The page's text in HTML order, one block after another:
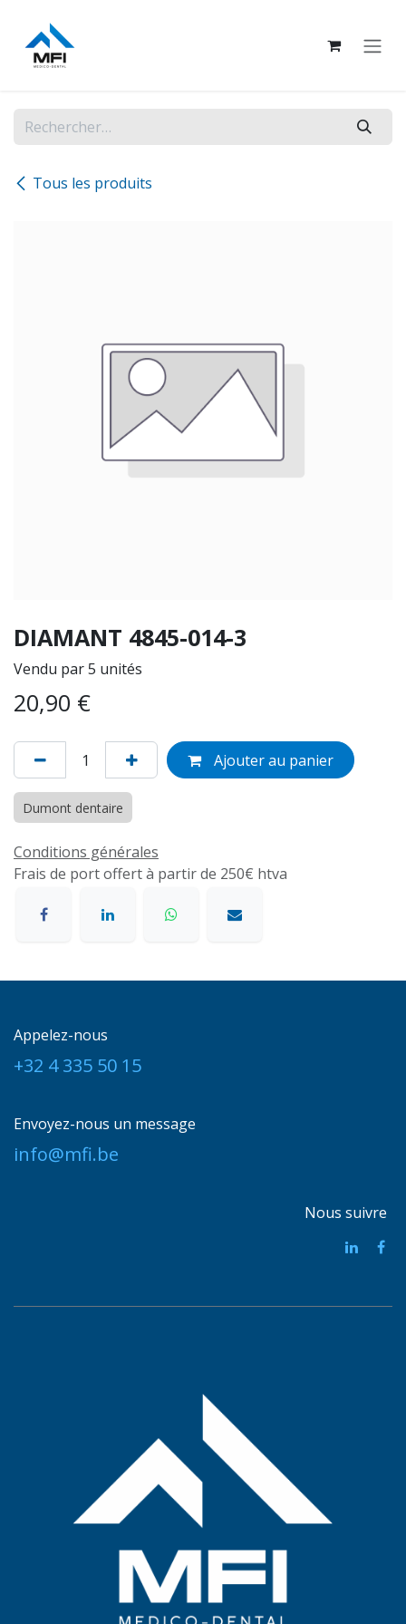
Tous les produits
DIAMANT 4845-014-3
Vendu par 5 unités
20,90 €
Ajouter au panier
Dumont dentaire
Conditions générales
Frais de port offert à partir de 250€ htva
Appelez-nous
+32 4 335 50 15
Envoyez-nous un message
info@mfi.be
Nous suivre